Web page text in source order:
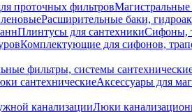
проточных фильтров
Расширительные баки,
Плинтусы для сантехникиСифоны,
Комплектующие для сифонов,
фильтры, системы
сантехническиеАксессуары для
канализацииЛюки